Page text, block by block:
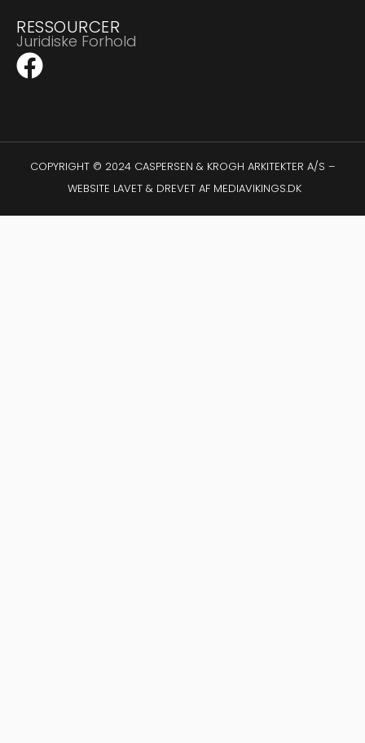
RESSOURCER
Juridiske Forhold
COPYRIGHT © 2024 CASPERSEN & KROGH ARKITEKTER A/S –
WEBSITE LAVET & DREVET AF MEDIAVIKINGS.DK